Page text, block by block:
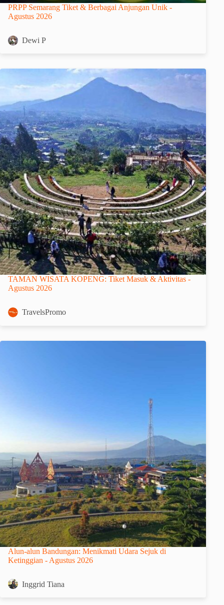
PRPP Semarang Tiket & Berbagai Anjungan Unik -
Agustus 2026
Dewi P
TAMAN WISATA KOPENG: Tiket Masuk & Aktivitas -
Agustus 2026
TravelsPromo
Alun-alun Bandungan: Menikmati Udara Sejuk di
Ketinggian - Agustus 2026
Inggrid Tiana